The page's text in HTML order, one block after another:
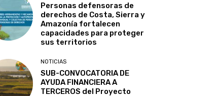
Personas defensoras de
derechos de Costa, Sierra y
Amazonía fortalecen
capacidades para proteger
sus territorios
NOTICIAS
SUB-CONVOCATORIA DE
AYUDA FINANCIERA A
TERCEROS del Proyecto